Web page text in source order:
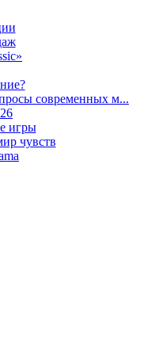
современных м...
игры
чувств